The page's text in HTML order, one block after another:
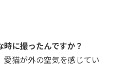
に撮ったんですか？
猫が外の空気を感じてい